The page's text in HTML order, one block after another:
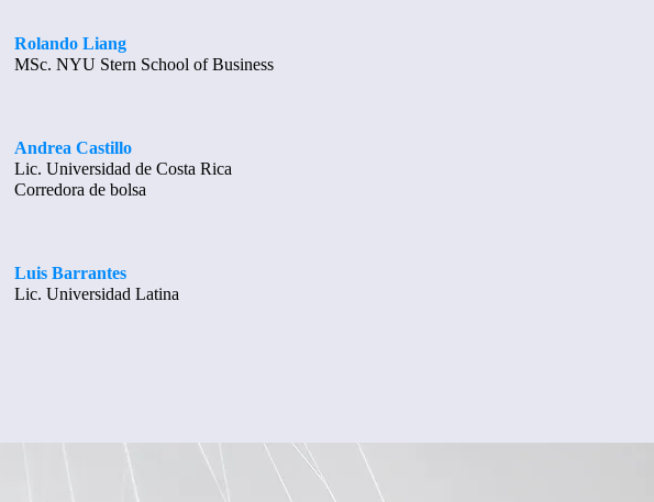
Rolando Liang
MSc. NYU Stern School of Business
Andrea Castillo
Lic. Universidad de Costa Rica
Corredora de bolsa
Luis Barrantes
Lic. Universidad Latina